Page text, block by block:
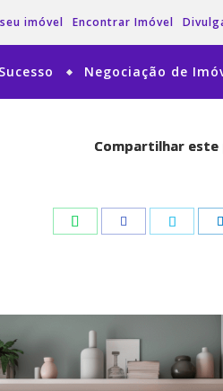
imóvel Encontrar Imóvel
Negociação de
Compartilhar este
WhatsAppFacebook
Compartilhar este
WhatsAppFacebook